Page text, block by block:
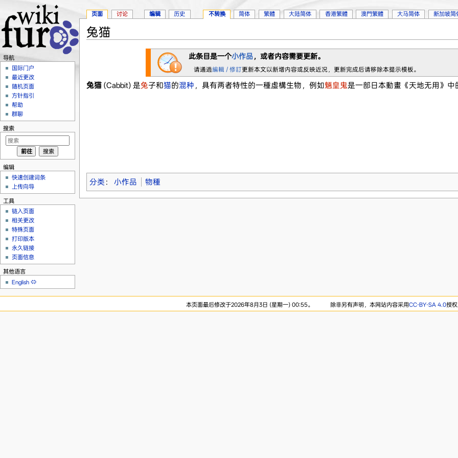
兔猫
此条目是一个小作品，或者内容需要更新。
请通過編輯 / 修訂更新本文以新增内容或反映近况，更新完成后请移除本提示模板。
兔猫(Cabbit) 是兔子和猫的混种 ，具有两者特性的一種虛構生物，例如魎皇鬼是一部日本動畫《天地无用》中
分类 ： 小作品 物種
页面 讨论 编辑 历史 不转换 简体 繁體 大陆简体 香港繁體 澳門繁體 大马简体 新加坡简
导航
国际门户
最近更改
随机页面
方针指引
帮助
群聊
搜索
编辑
快速创建词条
上传向导
工具
链入页面
相关更改
特殊页面
打印版本
永久链接
页面信息
其他语言
English ⇔
本页面最后修改于2026年8月3日 (星期一) 00:55。 除非另有声明，本网站内容采用CC-BY-SA 4.0授权